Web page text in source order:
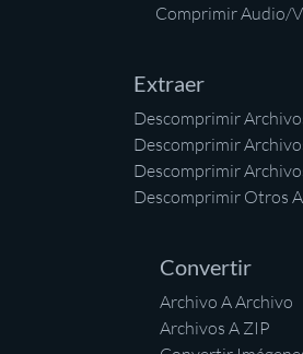
Comprimir Audio/
Extraer
Descomprimir
Descomprimir
Descomprimir
Descomprimir Otros
Convertir
Archivo A Archivo
Archivos A ZIP